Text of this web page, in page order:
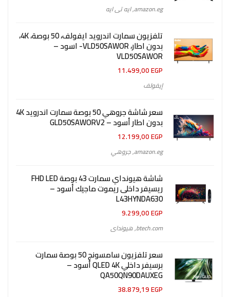
amazon.eg
,ايه تى ايه
تلفزيون سمارت اندرويد ايفولف، 50 بوصة، 4K،
بدون اطار، VLD50SAWOR- اسود –
VLD50SAWOR
11.499,00EGP
إيفولف
سعر شاشة جروهي 50 بوصة سمارت اندرويد 4K
بدون اطار أسود – GLD50SAWORV2
12.199,00EGP
amazon.eg
,جروهي
شاشة هيونداي سمارت 43 بوصة FHD LED
ريسيفر داخلى ريموت ماجيك أسود –
L43HYNDA630
9.299,00EGP
btech.com
,هيونداى
سعر تلفزيون سامسونج 50 بوصة سمارت
برسيفر داخلي QLED 4K أسود –
QA50QN90DAUXEG
38.879,19EGP